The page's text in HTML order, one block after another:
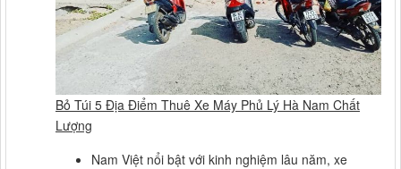
Bỏ Túi 5 Địa Điểm Thuê Xe Máy Phủ Lý Hà Nam Chất
Lượng
Nam Việt nổi bật với kinh nghiệm lâu năm, xe